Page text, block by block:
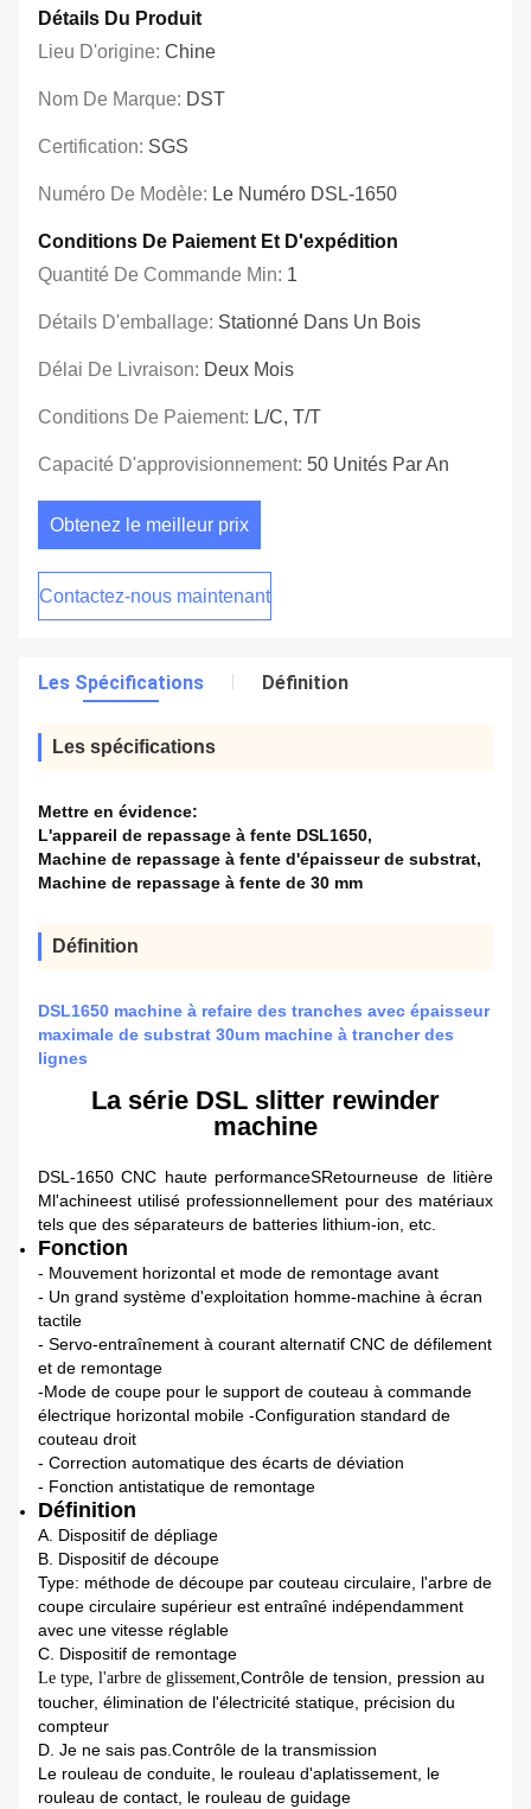
Détails Du Produit
Lieu D'origine: Chine
Nom De Marque: DST
Certification: SGS
Numéro De Modèle: Le Numéro DSL-1650
Conditions De Paiement Et D'expédition
Quantité De Commande Min: 1
Détails D'emballage: Stationné Dans Un Bois
Délai De Livraison: Deux Mois
Conditions De Paiement: L/C, T/T
Capacité D'approvisionnement: 50 Unités Par An
Obtenez le meilleur prix
Contactez-nous maintenant
Les Spécifications Définition
Les spécifications
Mettre en évidence:
L'appareil de repassage à fente DSL1650,
Machine de repassage à fente d'épaisseur de substrat,
Machine de repassage à fente de 30 mm
Définition
DSL1650 machine à refaire des tranches avec épaisseur
maximale de substrat 30um machine à trancher des
lignes
La série DSL slitter rewinder
machine
DSL-1650 CNC haute performanceSRetourneuse de litière
Ml'achineest utilisé professionnellement pour des matériaux
tels que des séparateurs de batteries lithium-ion, etc.
Fonction
- Mouvement horizontal et mode de remontage avant
- Un grand système d'exploitation homme-machine à écran
tactile
- Servo-entraînement à courant alternatif CNC de défilement
et de remontage
-Mode de coupe pour le support de couteau à commande
électrique horizontal mobile -Configuration standard de
couteau droit
- Correction automatique des écarts de déviation
- Fonction antistatique de remontage
Définition
A. Dispositif de dépliage
B. Dispositif de découpe
Type: méthode de découpe par couteau circulaire, l'arbre de
coupe circulaire supérieur est entraîné indépendamment
avec une vitesse réglable
C. Dispositif de remontage
Le type, l'arbre de glissement,Contrôle de tension, pression au
toucher, élimination de l'électricité statique, précision du
compteur
D. Je ne sais pas.Contrôle de la transmission
Le rouleau de conduite, le rouleau d'aplatissement, le
rouleau de contact, le rouleau de guidage